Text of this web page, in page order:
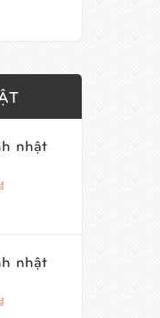
nhật
nhật